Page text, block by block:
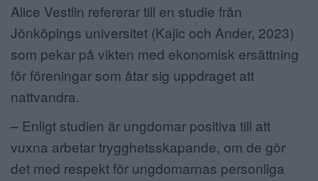
Alice Vestlin refererar till en studie från
Jönköpings universitet (Kajic och Ander, 2023)
som pekar på vikten med ekonomisk ersättning
för föreningar som åtar sig uppdraget att
nattvandra.
– Enligt studien är ungdomar positiva till att
vuxna arbetar trygghetsskapande, om de gör
det med respekt för ungdomarnas personliga